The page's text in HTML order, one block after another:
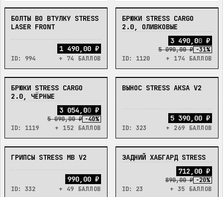
В_НАЛИЧИИ
БОЛТЫ ВО ВТУЛКУ STRESS
LASER FRONT
ID: 994
1 490,00 ₽
+ 74 БАЛЛОВ
В_НАЛИЧИИ
БРЮКИ STRESS CARGO
2.0, ОЛИВКОВЫЕ
ID: 1120
3 490,00 ₽
5 090,00 ₽ -31%
+ 174 БАЛЛОВ
В_НАЛИЧИИ
БРЮКИ STRESS CARGO
2.0, ЧЁРНЫЕ
ID: 1119
3 054 ,00 ₽
5 090,00 ₽ -40%
+ 152 БАЛЛОВ
В_НАЛИЧИИ
ВЫНОС STRESS AKSA V2
ID: 323
5 390,00 ₽
+ 269 БАЛЛОВ
В_НАЛИЧИИ
ГРИПСЫ STRESS MB V2
ID: 332
990,00 ₽
+ 49 БАЛЛОВ
В_НАЛИЧИИ
ЗАДНИЙ ХАБГАРД STRESS
ID: 23
712 ,00 ₽
890,00 ₽ -20%
+ 35 БАЛЛОВ